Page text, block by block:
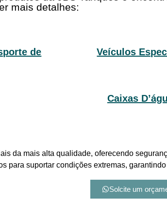
mais detalhes:
de
Veículos
Caixas
da mais alta qualidade, oferecendo
para suportar condições extremas,
Solcite um